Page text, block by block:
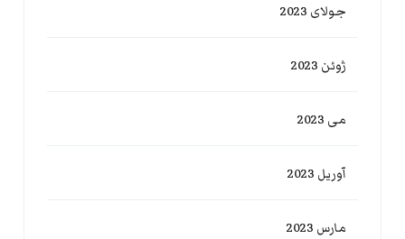
جولای 2023
ژوئن 2023
می 2023
آوریل 2023
مارس 2023